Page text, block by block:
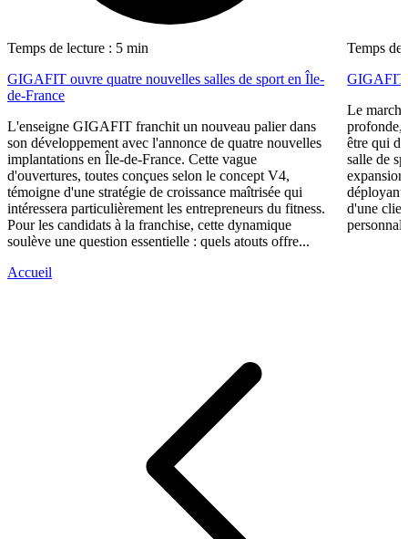
Temps de lecture : 5 min
GIGAFIT ouvre quatre nouvelles salles de sport en Île-
de-France
L'enseigne GIGAFIT franchit un nouveau palier dans
son développement avec l'annonce de quatre nouvelles
implantations en Île-de-France. Cette vague
d'ouvertures, toutes conçues selon le concept V4,
témoigne d'une stratégie de croissance maîtrisée qui
intéressera particulièrement les entrepreneurs du fitness.
Pour les candidats à la franchise, cette dynamique
soulève une question essentielle : quels atouts offre...
Temps de
GIGAFIT
Le
profonde,
être qui
salle de
déployant
d'une
Accueil